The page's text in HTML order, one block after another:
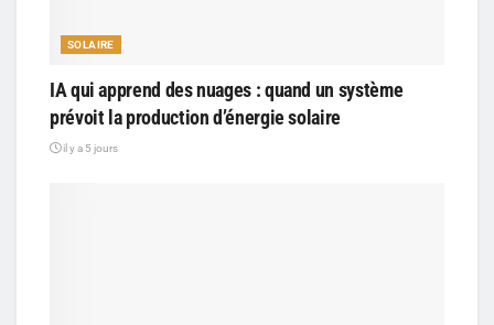
SOLAIRE
IA qui apprend des nuages : quand un système
prévoit la production d’énergie solaire
il y a 5 jours